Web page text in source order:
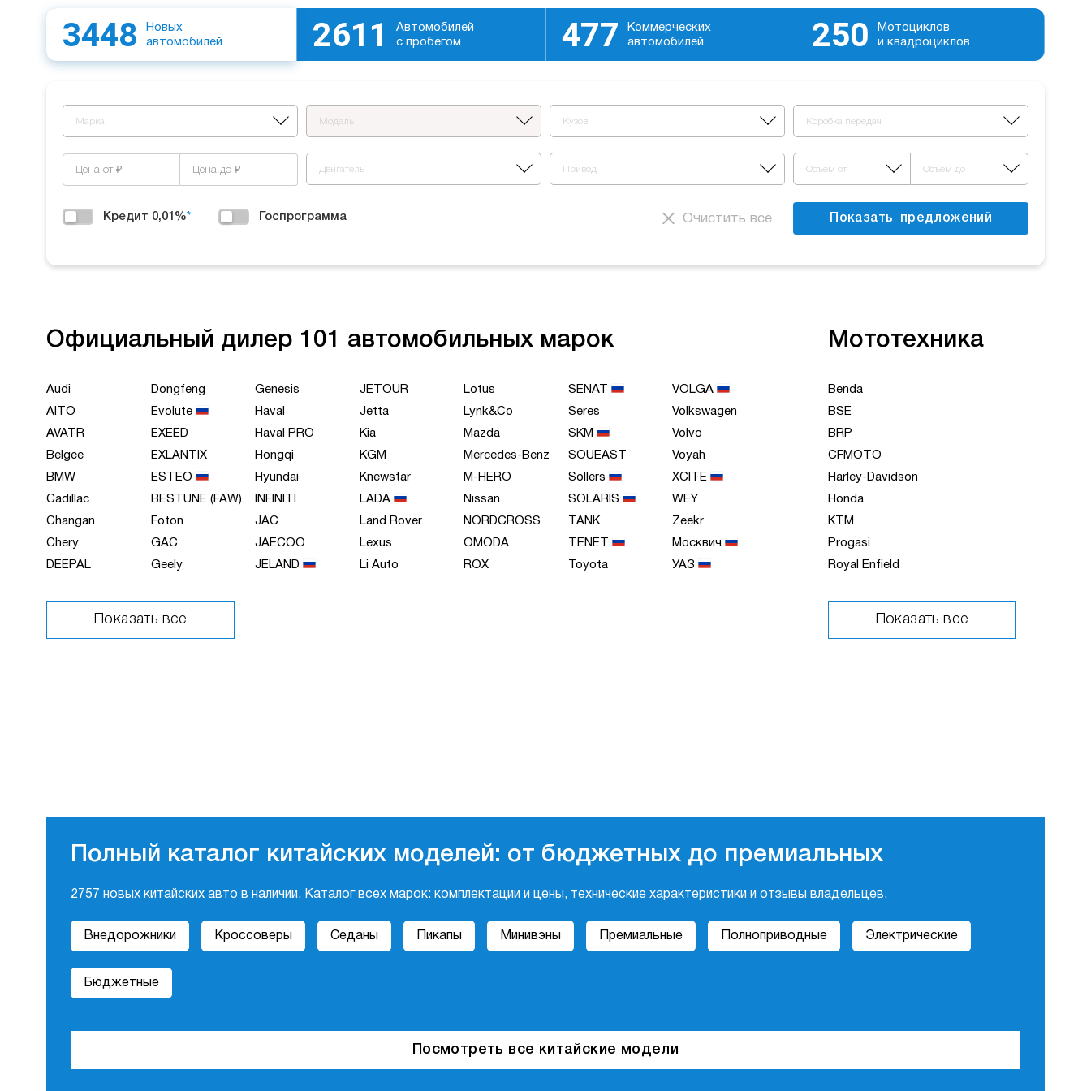
3448
Новых
автомобилей
2611
Автомобилей
с пробегом
477
Коммерческих
автомобилей
250
Мотоциклов
и квадроциклов
Марка Модель Кузов Коробка передач
Двигатель Привод Объём от Объём до
Кредит 0,01%* Госпрограмма Очистить всё Показать предложений
Официальный дилер 101 автомобильных марок
Audi
AITO
AVATR
Belgee
BMW
Cadillac
Changan
Chery
DEEPAL
Dongfeng
Evolute
EXEED
EXLANTIX
ESTEO
BESTUNE (FAW)
Foton
GAC
Geely
Genesis
Haval
Haval PRO
Hongqi
Hyundai
INFINITI
JAC
JAECOO
JELAND
JETOUR
Jetta
Kia
KGM
Knewstar
LADA
Land Rover
Lexus
Li Auto
Lotus
Lynk&Co
Mazda
Mercedes-Benz
M-HERO
Nissan
NORDCROSS
OMODA
ROX
SENAT
Seres
SKM
SOUEAST
Sollers
SOLARIS
TANK
TENET
Toyota
VOLGA
Volkswagen
Volvo
Voyah
XСITE
WEY
Zeekr
Москвич
УАЗ
Показать все
Мототехника
Benda
BSE
BRP
CFMOTO
Harley-Davidson
Honda
KTM
Progasi
Royal Enfield
Показать все
Полный каталог китайских моделей: от бюджетных до премиальных
2757 новых китайских авто в наличии. Каталог всех марок: комплектации и цены, технические характеристики и отзывы владельцев.
Внедорожники Кроссоверы Седаны Пикапы Минивэны Премиальные Полноприводные Электрические
Бюджетные
Посмотреть все китайские модели